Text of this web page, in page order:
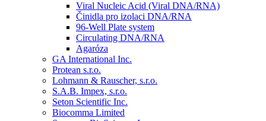
Viral Nucleic Acid (Viral DNA/RNA)
Činidla pro izolaci DNA/RNA
96-Well Plate system
Circulating DNA/RNA
Agaróza
GA International Inc.
Protean s.r.o.
Lohmann & Rauscher, s.r.o.
S.A.B. Impex, s.r.o.
Seton Scientific Inc.
Biocomma Limited